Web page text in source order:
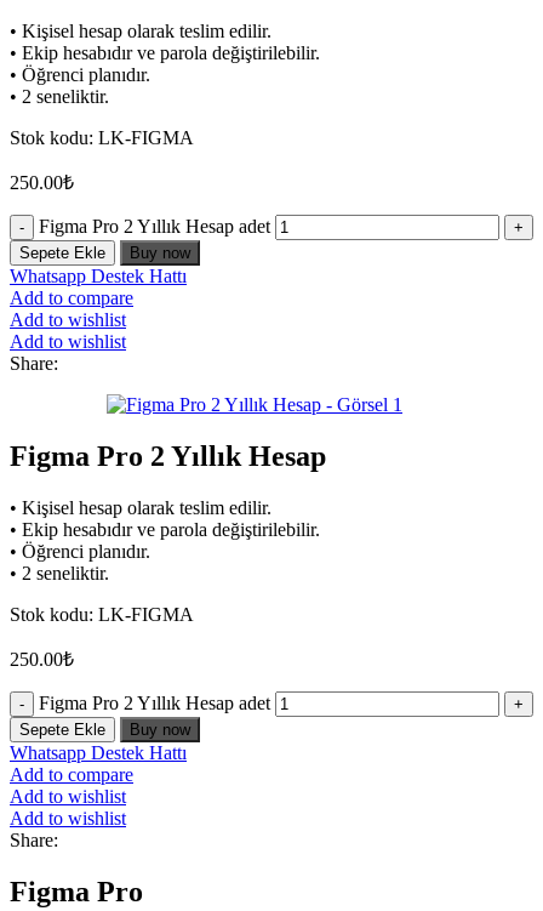
• Kişisel hesap olarak teslim edilir.
• Ekip hesabıdır ve parola değiştirilebilir.
• Öğrenci planıdır.
• 2 seneliktir.
Stok kodu: LK-FIGMA
250.00₺
Figma Pro 2 Yıllık Hesap adet
Sepete Ekle Buy now
Whatsapp Destek Hattı
Add to compare
Add to wishlist
Add to wishlist
Share:
Figma Pro 2 Yıllık Hesap
• Kişisel hesap olarak teslim edilir.
• Ekip hesabıdır ve parola değiştirilebilir.
• Öğrenci planıdır.
• 2 seneliktir.
Stok kodu: LK-FIGMA
250.00₺
Figma Pro 2 Yıllık Hesap adet
Sepete Ekle Buy now
Whatsapp Destek Hattı
Add to compare
Add to wishlist
Add to wishlist
Share:
Figma Pro